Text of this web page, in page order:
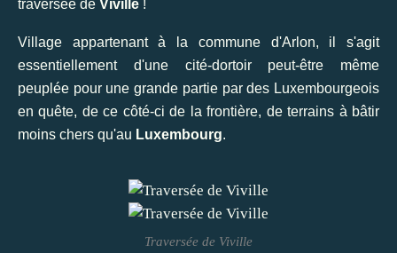
traversée de Viville !
Village appartenant à la commune d'Arlon, il s'agit
essentiellement d'une cité-dortoir peut-être même
peuplée pour une grande partie par des Luxembourgeois
en quête, de ce côté-ci de la frontière, de terrains à bâtir
moins chers qu'au Luxembourg.
Traversée de Viville